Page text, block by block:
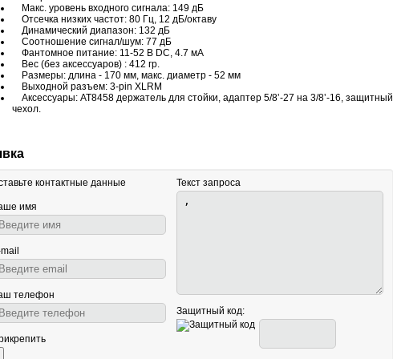
Макс. уровень входного сигнала: 149 дБ
Отсечка низких частот: 80 Гц, 12 дБ/октаву
Динамический диапазон: 132 дБ
Соотношение cигнал/шум: 77 дБ
Фантомное питание: 11-52 В DC, 4.7 мА
Вес (без аксессуаров) : 412 гр.
Размеры: длина - 170 мм, макс. диаметр - 52 мм
Выходной разъем: 3-pin XLRМ
Аксессуары: AT8458 держатель для стойки, адаптер 5/8‛-27 на 3/8‛-16, защитный
чехол.
контактные данные
имя
телефон
Текст запроса
Защитный код: